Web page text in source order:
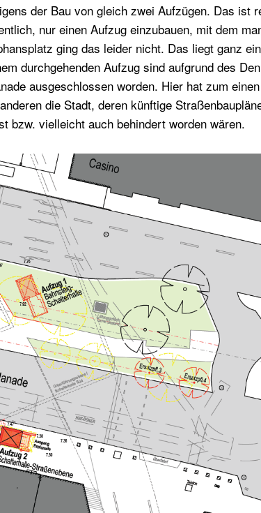
der Bau von gleich zwei Aufzügen. Das ist
nur einen Aufzug einzubauen, mit dem
ging das leider nicht. Das liegt ganz
durchgehenden Aufzug sind aufgrund des
ausgeschlossen worden. Hier hat zum
die Stadt, deren künftige
bzw. vielleicht auch behindert worden wären.